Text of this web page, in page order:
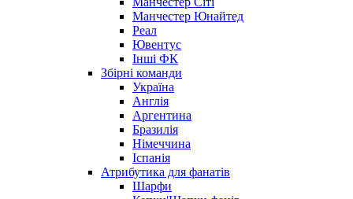
Манчестер Юнайтед
Реал
Ювентус
Інші ФК
Збірні команди
Україна
Англія
Аргентина
Бразилія
Німеччина
Іспанія
Атрибутика для фанатів
Шарфи